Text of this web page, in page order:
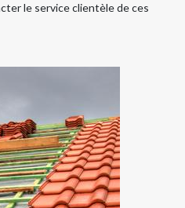
le service clientèle de ces